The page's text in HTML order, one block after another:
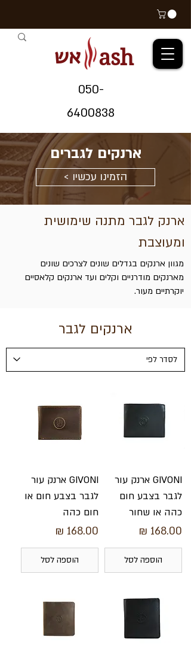
אש ash
050-
6400838
ארנקים לגברים
< הזמינו עכשיו
ארנק לגבר מתנה שימושית
ומעוצבת
מגוון ארנקים בגדלים שונים לצרכים שונים
מארנקים מודרניים וקלים ועד ארנקים קלאסיים
יוקרתיים מעור.
ארנקים לגבר
GIVONI ארנק עור
לגבר בצבע חום
כהה או שחור
מחיר
הוספה לסל
GIVONI ארנק עור
לגבר בצבע חום או
חום כהה
מחיר
הוספה לסל